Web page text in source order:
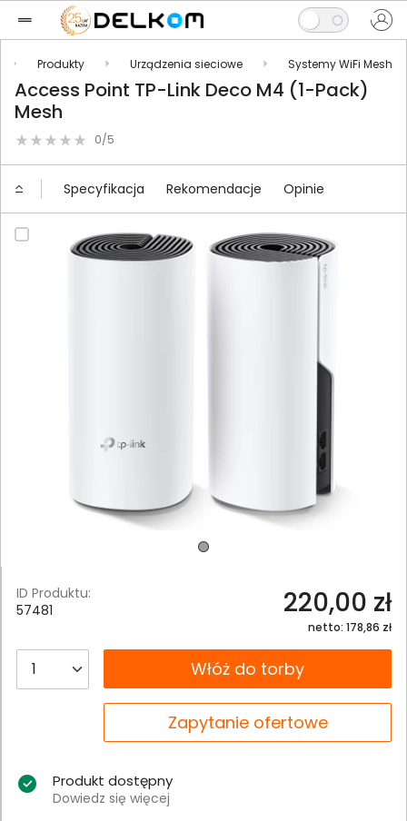
Produkty Urządzenia sieciowe Systemy WiFi Mesh
Access Point TP-Link Deco M4 (1-Pack)
Mesh
0/5
Specyfikacja Rekomendacje Opinie
ID Produktu:
57481
220,00 zł
netto: 178,86 zł
__B2C.PRODUCT.QUANTITYWłóż do torby
Zapytanie ofertowe
Produkt dostępny
Dowiedz się więcej